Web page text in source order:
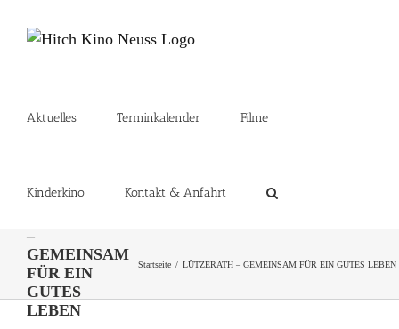
Inhalt
Aktuelles Terminkalender Filme
Kinderkino Kontakt & Anfahrt
–
GEMEINSAM
FÜR EIN
GUTES
LEBEN
Startseite LÜTZERATH – GEMEINSAM FÜR EIN GUTES LEBEN